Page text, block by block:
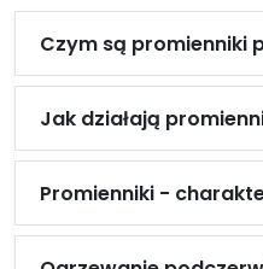
Czym są promienniki
Jak działają
Promienniki -